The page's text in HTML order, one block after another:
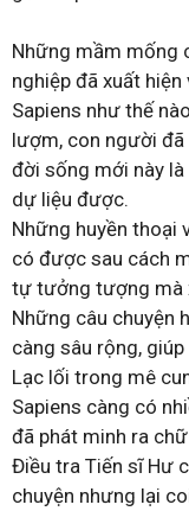
Những mầm mống
nghiệp đã xuất
Sapiens như thế
lượm, con người
đời sống mới này là
dự liệu được.
Những huyền thoại
có được sau cách
tự tưởng tượng mà
Những câu chuyện
càng sâu rộng,
Lạc lối trong mê
Sapiens càng có
đã phát minh ra
Điều tra Tiến sĩ Hư
chuyện nhưng lại